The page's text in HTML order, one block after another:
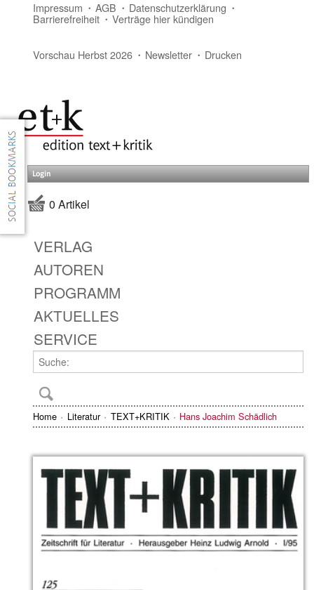
Impressum AGB Datenschutzerklärung
Barrierefreiheit Verträge hier kündigen
Vorschau Herbst 2026 Newsletter Drucken
Login
0 Artikel
VERLAG
AUTOREN
PROGRAMM
AKTUELLES
SERVICE
Home Literatur TEXT+KRITIK Hans Joachim Schädlich